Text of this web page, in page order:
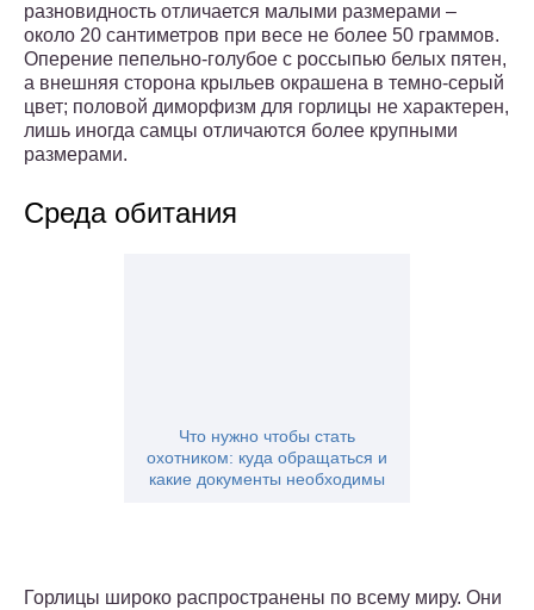
разновидность отличается малыми размерами –
около 20 сантиметров при весе не более 50 граммов.
Оперение пепельно-голубое с россыпью белых пятен,
а внешняя сторона крыльев окрашена в темно-серый
цвет; половой диморфизм для горлицы не характерен,
лишь иногда самцы отличаются более крупными
размерами.
Среда обитания
Что нужно чтобы стать
охотником: куда обращаться и
какие документы необходимы
Горлицы широко распространены по всему миру. Они